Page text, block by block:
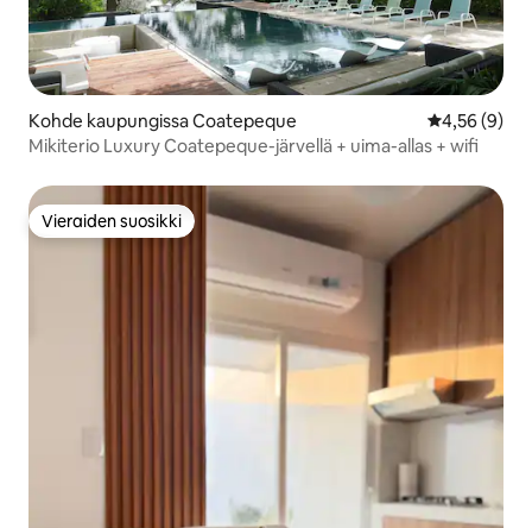
Kohde kaupungissa Coatepeque
4,56 (9)
Mikiterio Luxury Coatepeque-järvellä + uima-allas + wifi
Vieraiden suosikki
Vieraiden suosikki